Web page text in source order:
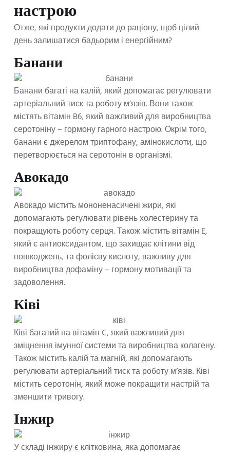
настрою
Отже, які продукти додати до раціону, щоб цілий
день залишатися бадьорим і енергійним?
Банани
Банани багаті на калій, який допомагає регулювати
артеріальний тиск та роботу м’язів. Вони також
містять вітамін B6, який важливий для виробництва
серотоніну – гормону гарного настрою. Окрім того,
банани є джерелом триптофану, амінокислоти, що
перетворюється на серотонін в організмі.
Авокадо
Авокадо містить мононенасичені жири, які
допомагають регулювати рівень холестерину та
покращують роботу серця. Також містить вітамін E,
який є антиоксидантом, що захищає клітини від
пошкоджень, та фолієву кислоту, важливу для
виробництва дофаміну – гормону мотивації та
задоволення.
Ківі
Ківі багатий на вітамін C, який важливий для
зміцнення імунної системи та виробництва колагену.
Також містить калій та магній, які допомагають
регулювати артеріальний тиск та роботу м’язів. Ківі
містить серотонін, який може покращити настрій та
зменшити тривогу.
Інжир
У складі інжиру є клітковина, яка допомагає